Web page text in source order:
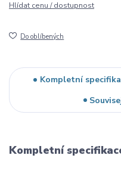
Hlídat cenu / dostupnost
Do oblíbených
Kompletní
Kompletní